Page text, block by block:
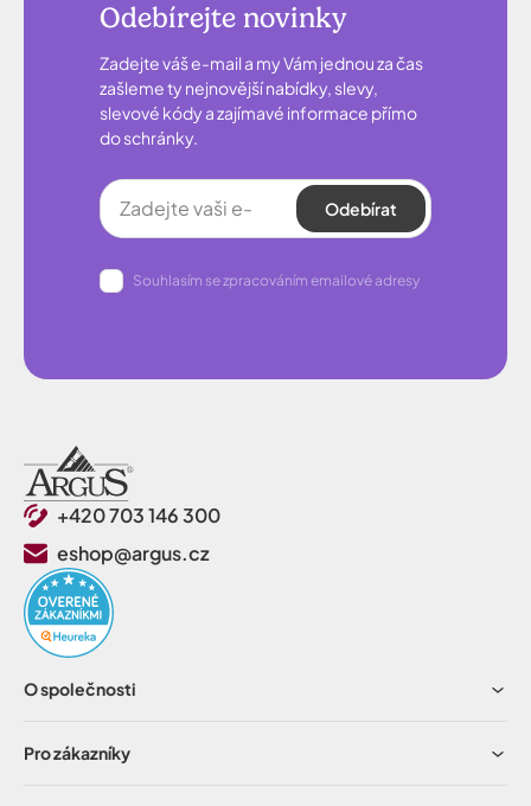
Odebírejte novinky
Zadejte váš e-mail a my Vám jednou za čas
zašleme ty nejnovější nabídky, slevy,
slevové kódy a zajímavé informace přímo
do schránky.
Odebírat
Souhlasím se zpracováním emailové adresy
+420 703 146 300
eshop@argus.cz
O společnosti
Pro zákazníky